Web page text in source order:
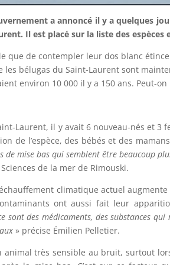
a annoncé il y a quelques
Il est placé sur la liste des espèces
que de contempler leur dos blanc
bélugas du Saint-Laurent sont
environ 10 000 il y a 150 ans. Peut-
Laurent, il y avait 6 nouveau-nés et
de l’espèce, des bébés et des
de mise bas qui semblent être beaucoup
de la mer de Rimouski.
climatique actuel
ont aussi fait leur
des médicaments, des substances
» précise Émilien Pelletier.
très sensible au bruit, surtout